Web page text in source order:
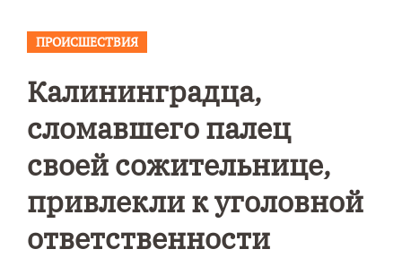
ПРОИСШЕСТВИЯ
Калининградца,
сломавшего палец
своей сожительнице,
привлекли к уголовной
ответственности